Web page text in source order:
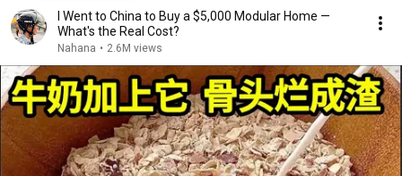
I Went to China to Buy a $5,000 Modular Home —
What's the Real Cost?
Nahana • 2.6M views